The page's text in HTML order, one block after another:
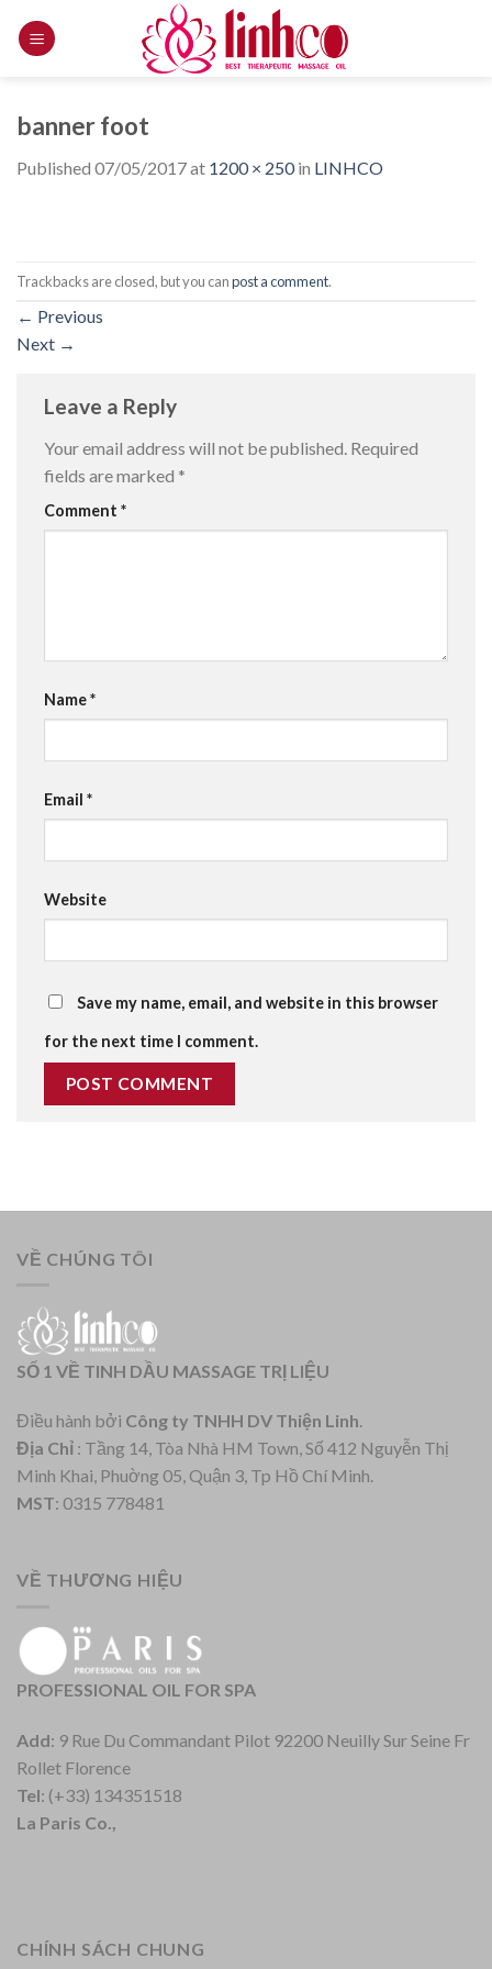
banner foot
Published 07/05/2017at 1200 × 250in LINHCO
Trackbacks are closed, but you canpost a comment.
← Previous
Next →
Leave a Reply
Your email address will not be published. Required
fields are marked *
Comment *
Name*
Email *
Website
Save my name, email, and website in this browser
for the next time I comment.
VỀ CHÚNG TÔI
SỐ 1 VỀ TINH DẦU MASSAGE TRỊ LIỆU
Điều hành bởi Công ty TNHH DV Thiện Linh.
Địa Chỉ : Tầng 14, Tòa Nhà HM Town, Số 412 Nguyễn Thị
Minh Khai, Phuờng 05, Quận 3, Tp Hồ Chí Minh.
MST: 0315 778481
VỀ THƯƠNG HIỆU
PROFESSIONAL OIL FOR SPA
Add: 9 Rue Du Commandant Pilot 92200 Neuilly Sur Seine Fr
Rollet Florence
Tel: (+33) 134351518
La Paris Co.,
CHÍNH SÁCH CHUNG